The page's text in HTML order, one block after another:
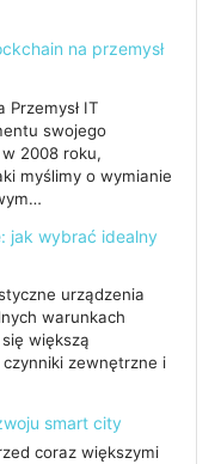
na przemysł
Przemysł IT
swojego
2008 roku,
myślimy o wymianie
jak wybrać idealny
urządzenia
warunkach
większą
zewnętrzne i
smart city
coraz większymi